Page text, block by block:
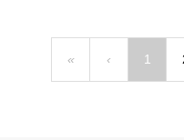
« ‹ 1